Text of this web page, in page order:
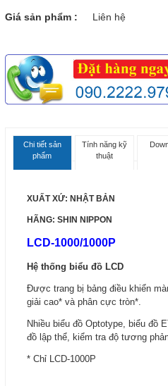
Giá sản phẩm : Liên hệ
Chi tiết sản
phẩm
Tính năng kỹ
thuật
XUẤT XỨ: NHẬT BẢN
HÃNG: SHIN NIPPON
LCD-1000/1000P
Hệ thống biểu đồ LCD
Được trang bị bảng điều khiển
giải cao* và phân cực tròn*.
Nhiều biểu đồ Optotype, biểu đồ
đồ lập thể, kiểm tra độ tương
* Chỉ LCD-1000P